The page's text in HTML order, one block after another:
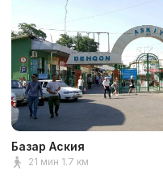
Базар Аския
21 мин 1.7 км